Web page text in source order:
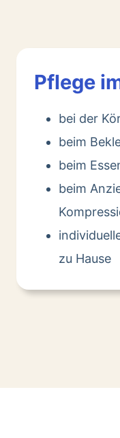
Pflege
bei der
beim
beim
beim
zu Hause